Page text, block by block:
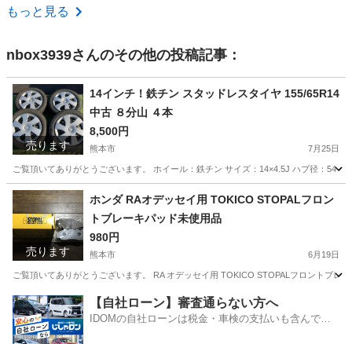
福岡 古賀市
もっと見る
nbox3939さんのその他の投稿記事：
売ります
14インチ！鉄チン スタッドレスタイヤ 155/65R14
中古 ８分山 ４本
8,500円
熊本市 7月25日
ご覧頂いてありがとうございます。 ホイール：鉄チン サイズ：14×4.5J ハブ径：54
熊本 熊本市 タイヤ、ホイール スタッドレスタイヤ
売ります
ホンダ RAオデッセイ用 TOKICO STOPALフロン
トブレーキパッド未使用品
980円
熊本市 6月19日
ご覧頂いてありがとうございます。 RA オデッセイ用 TOKICO STOPALフロントブレ
熊本 熊本市 メンテナンス用品 ブレーキパッド
【自社ローン】審査通らない方へ
IDOMの自社ローンは税金・車検の支払いも含んでい